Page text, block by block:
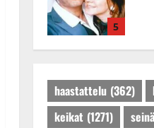
5
haastattelu (362)
keikat (1271)